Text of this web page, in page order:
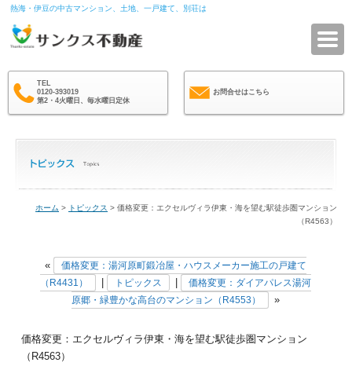
熱海・伊豆の中古マンション、土地、一戸建て、別荘は
TEL
0120-393019
第2・4火曜日、毎水曜日定休
お問合せはこちら
ホーム > トピックス > 価格変更：エクセルヴィラ伊東・海を望む駅徒歩圏マンション
（R4563）
«
価格変更：湯河原町鍛冶屋・ハウスメーカー施工の戸建て
（R4431）
トピックス
価格変更：ダイアパレス湯河
原郷・緑豊かな高台のマンション（R4553）
»
価格変更：エクセルヴィラ伊東・海を望む駅徒歩圏マンション
（R4563）